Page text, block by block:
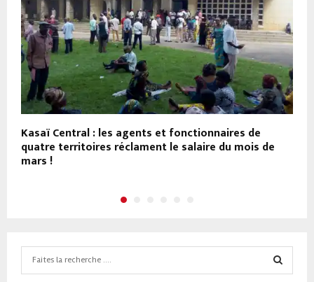
Kasaï Central : les agents et fonctionnaires de
quatre territoires réclament le salaire du mois de
mars !